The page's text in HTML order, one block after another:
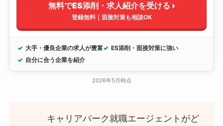
無料でES添削・求人紹介を受ける ›
登録無料｜面接対策も相談OK
大手・優良企業の求人が豊富
ES添削・面接対策に強い
自分に合う企業を紹介
2026年5月時点
キャリアパーク就職エージェントがど